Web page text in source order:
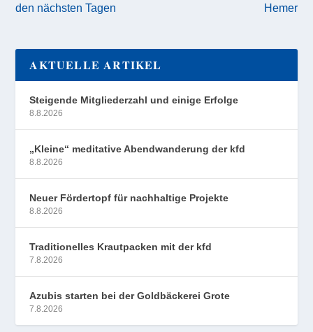
den nächsten Tagen
Hemer
AKTUELLE ARTIKEL
Steigende Mitgliederzahl und einige Erfolge
8.8.2026
„Kleine“ meditative Abendwanderung der kfd
8.8.2026
Neuer Fördertopf für nachhaltige Projekte
8.8.2026
Traditionelles Krautpacken mit der kfd
7.8.2026
Azubis starten bei der Goldbäckerei Grote
7.8.2026